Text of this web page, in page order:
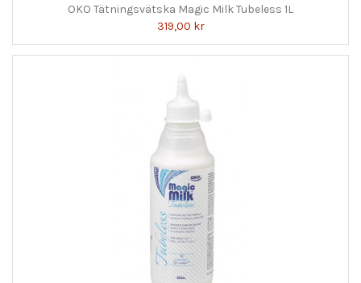
OKO Tätningsvätska Magic Milk Tubeless 1L
319,00 kr